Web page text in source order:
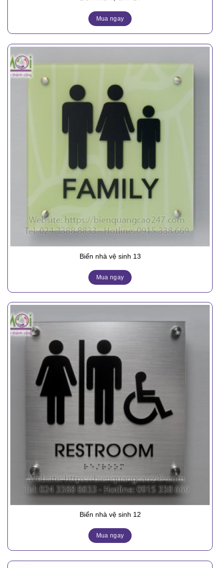
Mua ngay
Biển nhà vệ sinh 13
Mua ngay
Biển nhà vệ sinh 12
Mua ngay